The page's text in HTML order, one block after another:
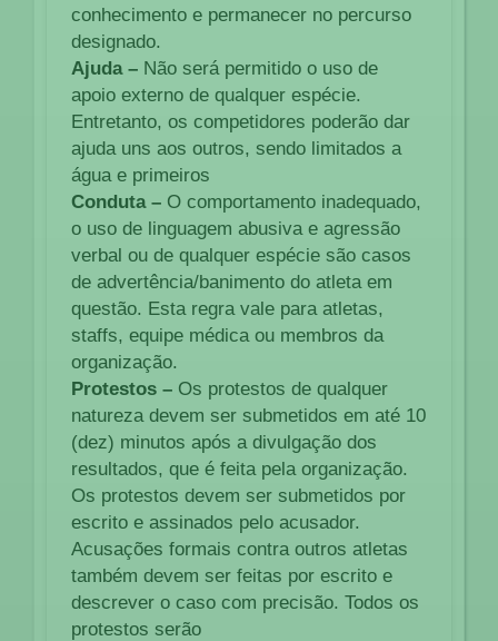
conhecimento e permanecer no percurso
designado.
Ajuda – Não será permitido o uso de
apoio externo de qualquer espécie.
Entretanto, os competidores poderão dar
ajuda uns aos outros, sendo limitados a
água e primeiros
Conduta – O comportamento inadequado,
o uso de linguagem abusiva e agressão
verbal ou de qualquer espécie são casos
de advertência/banimento do atleta em
questão. Esta regra vale para atletas,
staffs, equipe médica ou membros da
organização.
Protestos – Os protestos de qualquer
natureza devem ser submetidos em até 10
(dez) minutos após a divulgação dos
resultados, que é feita pela organização.
Os protestos devem ser submetidos por
escrito e assinados pelo acusador.
Acusações formais contra outros atletas
também devem ser feitas por escrito e
descrever o caso com precisão. Todos os
protestos serão